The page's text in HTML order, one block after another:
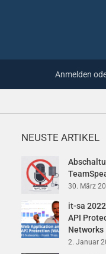
Anmelden
NEUSTE ARTIKEL
30. März
it-sa
API
Networks
2. Januar